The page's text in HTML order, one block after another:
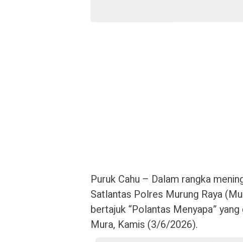
Puruk Cahu – Dalam rangka
Satlantas Polres Murung Raya
bertajuk “Polantas Menyapa”
Mura, Kamis (3/6/2026).